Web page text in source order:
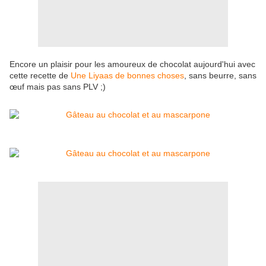
Encore un plaisir pour les amoureux de chocolat aujourd'hui avec
cette recette de Une Liyaas de bonnes choses , sans beurre, sans
œuf mais pas sans PLV ;)